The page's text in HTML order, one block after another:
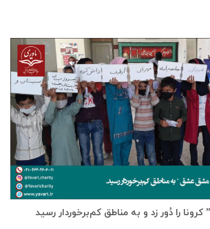
را دُور زد و به مناطق کم‌برخوردار رسید